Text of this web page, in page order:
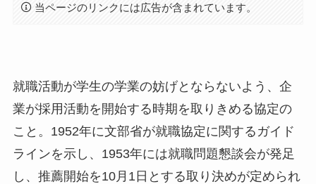
当ページのリンクには広告が含まれています。
就職活動が学生の学業の妨げとならないよう、企
業が採用活動を開始する時期を取りきめる協定の
こと。1952年に文部省が就職協定に関するガイド
ラインを示し、1953年には就職問題懇談会が発足
し、推薦開始を10月1日とする取り決めが定められ